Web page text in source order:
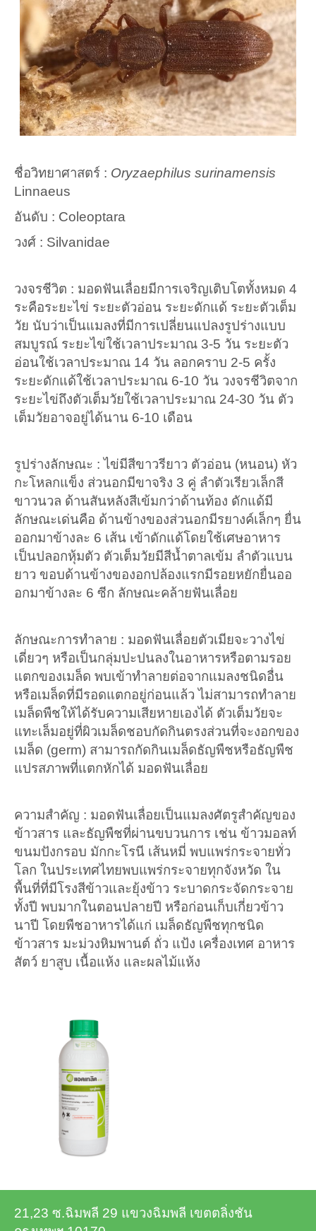
ชื่อวิทยาศาสตร์ : Oryzaephilus surinamensis
Linnaeus
อันดับ : Coleoptara
วงศ์ : Silvanidae
วงจรชีวิต : มอดฟันเลื่อยมีการเจริญเติบโตทั้งหมด 4
ระคือระยะไข่ ระยะตัวอ่อน ระยะดักแด้ ระยะตัวเต็ม
วัย นับว่าเป็นแมลงที่มีการเปลี่ยนแปลงรูปร่างแบบ
สมบูรณ์ ระยะไข่ใช้เวลาประมาณ 3-5 วัน ระยะตัว
อ่อนใช้เวลาประมาณ 14 วัน ลอกคราบ 2-5 ครั้ง
ระยะดักแด้ใช้เวลาประมาณ 6-10 วัน วงจรชีวิตจาก
ระยะไข่ถึงตัวเต็มวัยใช้เวลาประมาณ 24-30 วัน ตัว
เต็มวัยอาจอยู่ได้นาน 6-10 เดือน
รูปร่างลักษณะ : ไข่มีสีขาวรียาว ตัวอ่อน (หนอน) หัว
กะโหลกแข็ง ส่วนอกมีขาจริง 3 คู่ ลำตัวเรียวเล็กสี
ขาวนวล ด้านสันหลังสีเข้มกว่าด้านท้อง ดักแด้มี
ลักษณะเด่นคือ ด้านข้างของส่วนอกมีรยางค์เล็กๆ ยื่น
ออกมาข้างละ 6 เส้น เข้าดักแด้โดยใช้เศษอาหาร
เป็นปลอกหุ้มตัว ตัวเต็มวัยมีสีน้ำตาลเข้ม ลำตัวแบน
ยาว ขอบด้านข้างของอกปล้องแรกมีรอยหยักยื่นออ
อกมาข้างละ 6 ซีก ลักษณะคล้ายฟันเลื่อย
ลักษณะการทำลาย : มอดฟันเลื่อยตัวเมียจะวางไข่
เดี่ยวๆ หรือเป็นกลุ่มปะปนลงในอาหารหรือตามรอย
แตกของเมล็ด พบเข้าทำลายต่อจากแมลงชนิดอื่น
หรือเมล็ดที่มีรอดแตกอยู่ก่อนแล้ว ไม่สามารถทำลาย
เมล็ดพืชให้ได้รับความเสียหายเองได้ ตัวเต็มวัยจะ
แทะเล็มอยู่ที่ผิวเมล็ดชอบกัดกินตรงส่วนที่จะงอกของ
เมล็ด (germ) สามารถกัดกินเมล็ดธัญพืชหรือธัญพืช
แปรสภาพที่แตกหักได้ มอดฟันเลื่อย
ความสำคัญ : มอดฟันเลื่อยเป็นแมลงศัตรูสำคัญของ
ข้าวสาร และธัญพืชที่ผ่านขบวนการ เช่น ข้าวมอลท์
ขนมปังกรอบ มักกะโรนี เส้นหมี่ พบแพร่กระจายทั่ว
โลก ในประเทศไทยพบแพร่กระจายทุกจังหวัด ใน
พื้นที่ที่มีโรงสีข้าวและยุ้งข้าว ระบาดกระจัดกระจาย
ทั้งปี พบมากในตอนปลายปี หรือก่อนเก็บเกี่ยวข้าว
นาปี โดยพืชอาหารได้แก่ เมล็ดธัญพืชทุกชนิด
ข้าวสาร มะม่วงหิมพานต์ ถั่ว แป้ง เครื่องเทศ อาหาร
สัตว์ ยาสูบ เนื้อแห้ง และผลไม้แห้ง
21,23 ซ.ฉิมพลี 29 แขวงฉิมพลี เขตตลิ่งชัน